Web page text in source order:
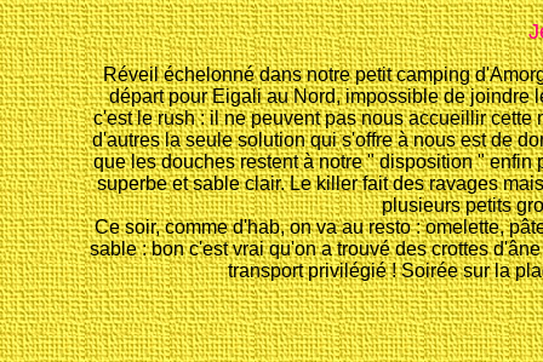
Réveil échelonné dans notre petit camping
départ pour Eigali au Nord, impossible de joindre
c'est le rush : il ne peuvent pas nous accueillir
d'autres la seule solution qui s'offre à nous est de
que les douches restent à notre " disposition "
superbe et sable clair. Le killer fait des ravages
plusieurs petits
Ce soir, comme d'hab, on va au resto : omelette,
sable : bon c'est vrai qu'on a trouvé des crottes
transport privilégié ! Soirée sur la